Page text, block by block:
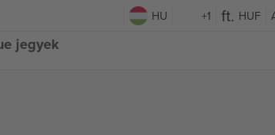
HU +1 HUF
jegyek